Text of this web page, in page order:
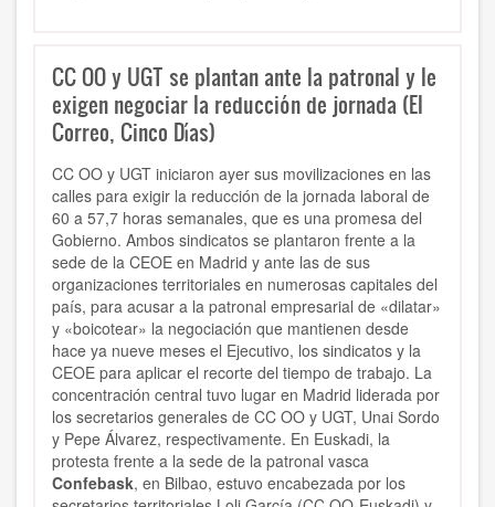
CC OO y UGT se plantan ante la patronal y le
exigen negociar la reducción de jornada (El
Correo, Cinco Días)
CC OO y UGT iniciaron ayer sus movilizaciones en las
calles para exigir la reducción de la jornada laboral de
60 a 57,7 horas semanales, que es una promesa del
Gobierno. Ambos sindicatos se plantaron frente a la
sede de la CEOE en Madrid y ante las de sus
organizaciones territoriales en numerosas capitales del
país, para acusar a la patronal empresarial de «dilatar»
y «boicotear» la negociación que mantienen desde
hace ya nueve meses el Ejecutivo, los sindicatos y la
CEOE para aplicar el recorte del tiempo de trabajo. La
concentración central tuvo lugar en Madrid liderada por
los secretarios generales de CC OO y UGT, Unai Sordo
y Pepe Álvarez, respectivamente. En Euskadi, la
protesta frente a la sede de la patronal vasca
Confebask, en Bilbao, estuvo encabezada por los